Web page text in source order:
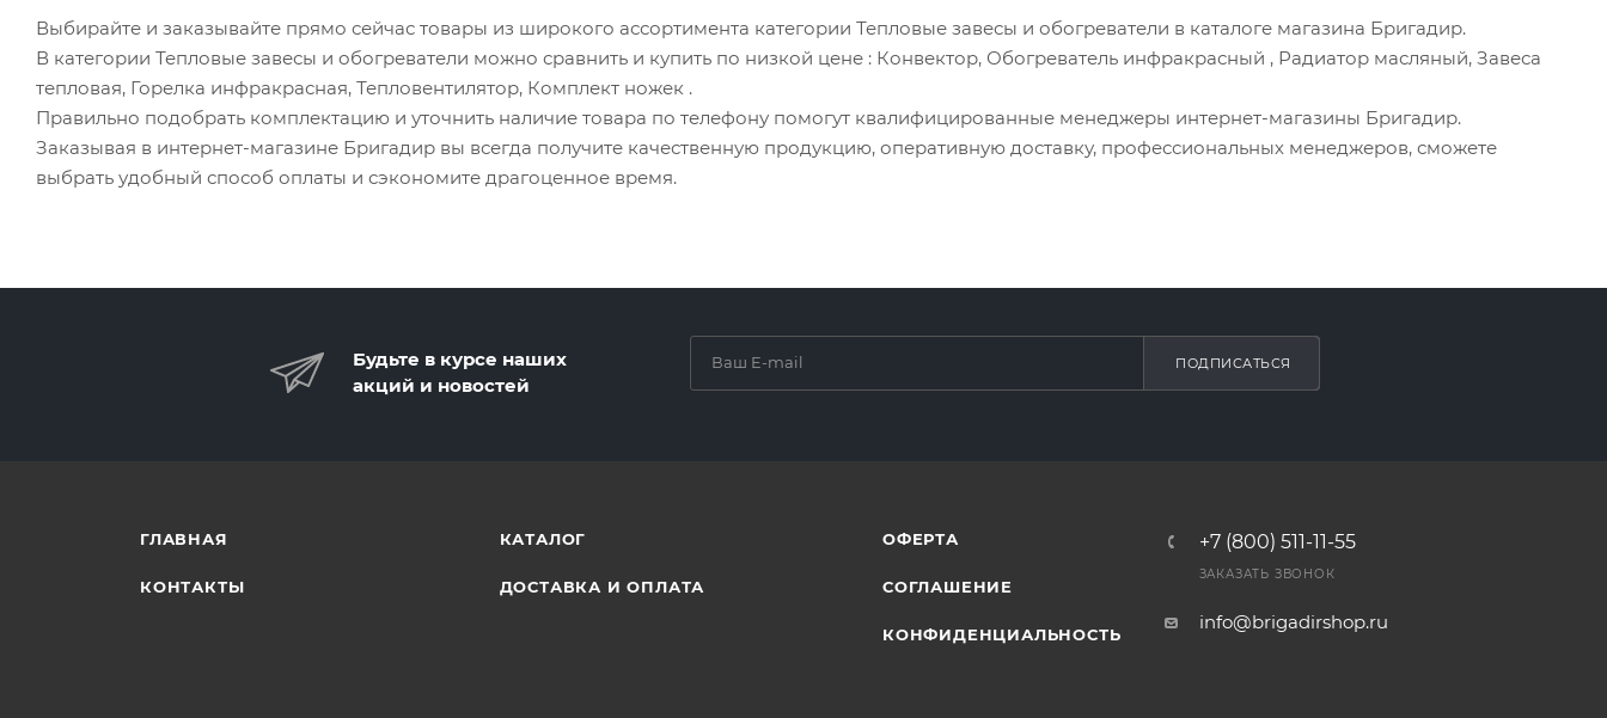
Выбирайте и заказывайте прямо сейчас товары из широкого ассортимента категории Тепловые завесы и обогреватели в каталоге магазина Бригадир.
В категории Тепловые завесы и обогреватели можно сравнить и купить по низкой цене : Конвектор, Обогреватель инфракрасный , Радиатор масляный, Завеса
тепловая, Горелка инфракрасная, Тепловентилятор, Комплект ножек .
Правильно подобрать комплектацию и уточнить наличие товара по телефону помогут квалифицированные менеджеры интернет-магазины Бригадир.
Заказывая в интернет-магазине Бригадир вы всегда получите качественную продукцию, оперативную доставку, профессиональных менеджеров, сможете
выбрать удобный способ оплаты и сэкономите драгоценное время.
Будьте в курсе наших
акций и новостей
ПОДПИСАТЬСЯ
ГЛАВНАЯ
КОНТАКТЫ
КАТАЛОГ
ДОСТАВКА И ОПЛАТА
ОФЕРТА
СОГЛАШЕНИЕ
КОНФИДЕНЦИАЛЬНОСТЬ
+7 (800) 511-11-55
ЗАКАЗАТЬ ЗВОНОК
info@brigadirshop.ru